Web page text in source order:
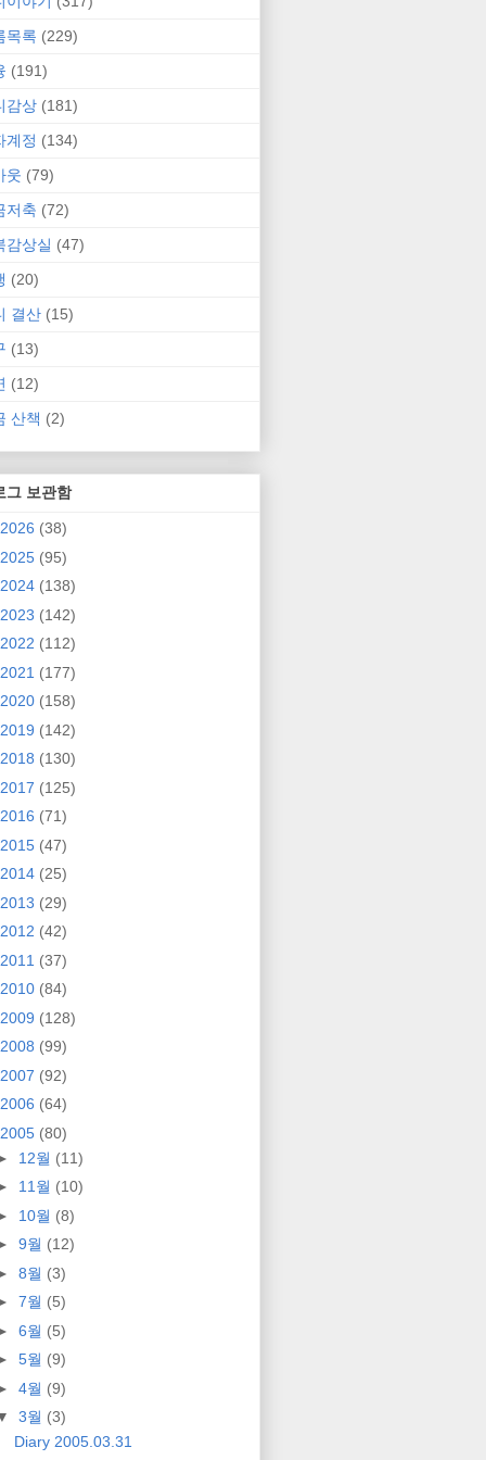
목록 (229)
(191)
감상 (181)
계정 (134)
웃 (79)
저축 (72)
감상실 (47)
(20)
결산 (15)
(13)
(12)
산책 (2)
그 보관함
2026 (38)
2025 (95)
2024 (138)
2023 (142)
2022 (112)
2021 (177)
2020 (158)
2019 (142)
2018 (130)
2017 (125)
2016 (71)
2015 (47)
2014 (25)
2013 (29)
2012 (42)
2011 (37)
2010 (84)
2009 (128)
2008 (99)
2007 (92)
2006 (64)
2005 (80)
12월 (11)
11월 (10)
10월 (8)
9월 (12)
8월 (3)
7월 (5)
6월 (5)
5월 (9)
4월 (9)
3월 (3)
Diary 2005.03.31